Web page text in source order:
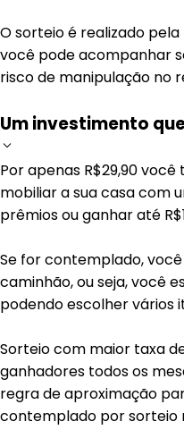
O sorteio é realizado
você pode acompanhar
risco de manipulação no
Um investimento
Por apenas R$29,90
mobiliar a sua casa com
prêmios ou ganhar até
Se for contemplado,
caminhão, ou seja, você
podendo escolher vários
Sorteio com maior taxa
ganhadores todos os
regra de aproximação
contemplado por sorteio